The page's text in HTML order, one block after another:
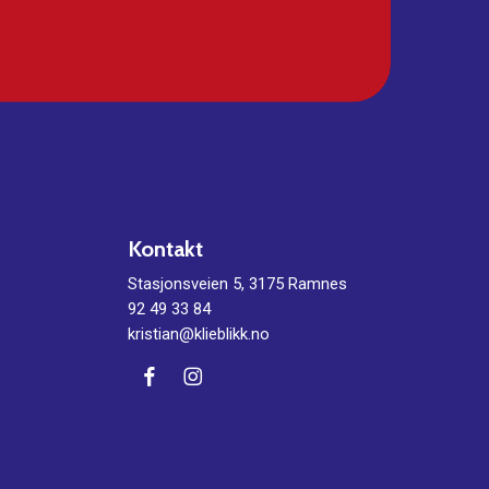
Kontakt
Stasjonsveien 5, 3175 Ramnes
92 49 33 84
kristian@klieblikk.no